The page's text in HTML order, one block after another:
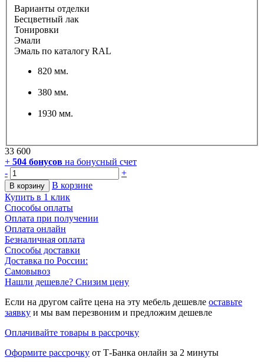
Варианты отделки
Бесцветный лак
Тонировки
Эмали
Эмаль по каталогу RAL
820 мм.
380 мм.
1930 мм.
33 600
+ 504 бонусов на бонусный счет
-
+
В корзину
В корзине
Купить в 1 клик
Способы оплаты
Оплата при получении
Оплата онлайн
Безналичная оплата
Способы доставки
Доставка по России:
Самовывоз
Нашли дешевле? Снизим цену
Если на другом сайте цена на эту мебель дешевле оставьте
заявку и мы вам перезвоним и предложим дешевле
Оплачивайте товары в рассрочку
Оформите рассрочку от Т-Банка онлайн за 2 минуты